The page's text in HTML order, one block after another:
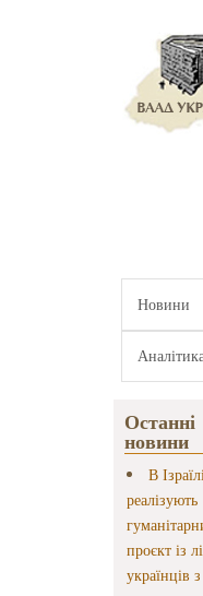
Новини
Останні
новини
В
реалізують
проєкт із
українців з